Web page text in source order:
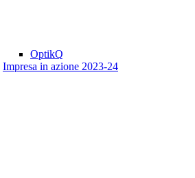
OptikQ
Impresa in azione 2023-24